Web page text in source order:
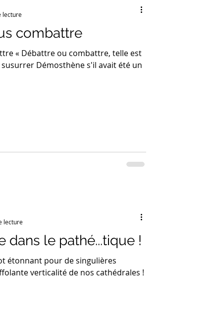
combattre
« Débattre ou combattre, telle est
Démosthène s'il avait été un
lecture
dans le pathé...tique !
étonnant pour de singulières
verticalité de nos cathédrales !
lecture